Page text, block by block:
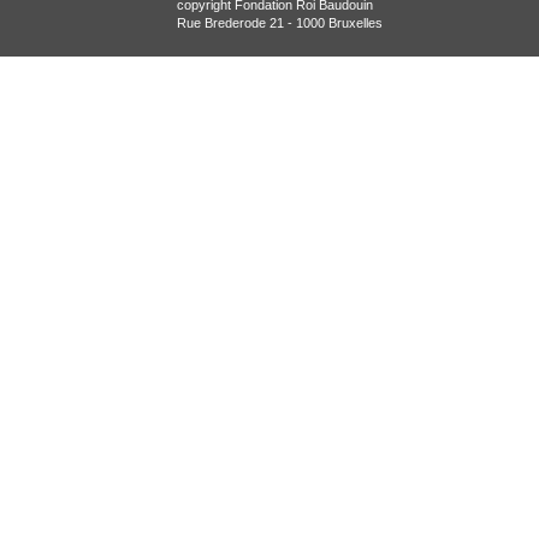
copyright Fondation Roi Baudouin
Rue Brederode 21 - 1000 Bruxelles